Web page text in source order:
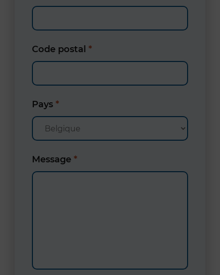
Code postal *
Pays *
Message *